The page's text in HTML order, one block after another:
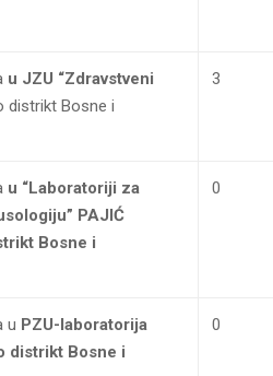
u JZU “Zdravstveni
distrikt Bosne i
3
u “Laboratoriji za
PAJIĆ
Bosne i
0
u PZU-laboratorija
distrikt Bosne i
0